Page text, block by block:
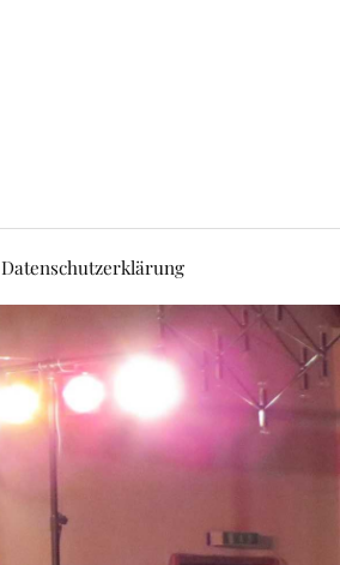
Datenschutzerklärung